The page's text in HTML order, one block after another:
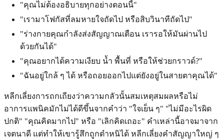
"คุณไม่ต้องอธิบายทุกอย่างตอนนี้"
"เรามาโฟกัสที่ลมหายใจถัดไป หรือสิบวินาทีถัดไป"
"ร่างกายคุณกำลังส่งสัญญาณเตือน เรารอให้มันผ่านไป
ด้วยกันได้"
"คุณอยากได้ความเงียบ น้ำ พื้นที่ หรือให้ช่วยกราวด์?"
"ฉันอยู่ใกล้ ๆ ได้ หรือถอยออกไปแต่ยังอยู่ในสายตาคุณได้"
หลีกเลี่ยงการถกเถียงว่าความกลัวนั้นสมเหตุสมผลหรือไม่
อาการแพนิคมักไม่ได้ดีขึ้นจากคำว่า "ใจเย็น ๆ" "ไม่มีอะไรผิด
ปกติ" "คุณคิดมากไป" หรือ "เลิกคิดเถอะ" คำเหล่านี้อาจมาจาก
เจตนาดี แต่ทำให้เขารู้สึกถูกตำหนิได้ หลีกเลี่ยงคำสัญญาใหญ่ ๆ